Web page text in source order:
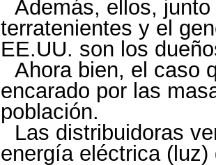
Además, ellos,
terratenientes y el
EE.UU. son los
Ahora bien, el caso
encarado por las
población.
Las distribuidoras
energía eléctrica